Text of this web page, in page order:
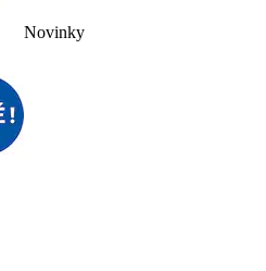
Novinky